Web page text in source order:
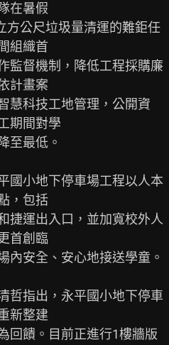
在暑假
方公尺垃圾量清運的難鉅任
組織首
監督機制，降低工程採購廉
計畫案
慧科技工地管理，公開資
期間對學
至最低。
國小地下停車場工程以人本
，包括
捷運出入口，並加寬校外人
首創臨
內安全、安心地接送學童。
哲指出，永平國小地下停車
新整建
回饋。目前正進行1樓牆版